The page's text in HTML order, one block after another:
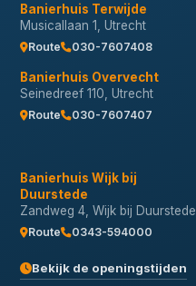
Banierhuis Terwijde
Musicallaan 1, Utrecht
Route 030-7607408
Banierhuis Overvecht
Seinedreef 110, Utrecht
Route 030-7607407
Banierhuis Wijk bij
Duurstede
Zandweg 4, Wijk bij Duurstede
Route 0343-594000
Bekijk de openingstijden